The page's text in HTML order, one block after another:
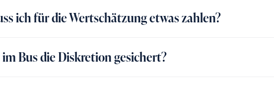
ich für die Wertschätzung etwas zahlen?
Bus die Diskretion gesichert?